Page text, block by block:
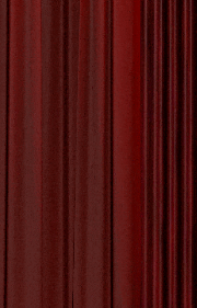
van de
Tradities,
Schat van
cultuur is
en
jaren.
de betoverende